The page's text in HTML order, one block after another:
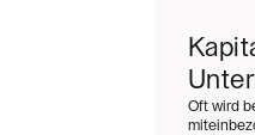
Oft wird